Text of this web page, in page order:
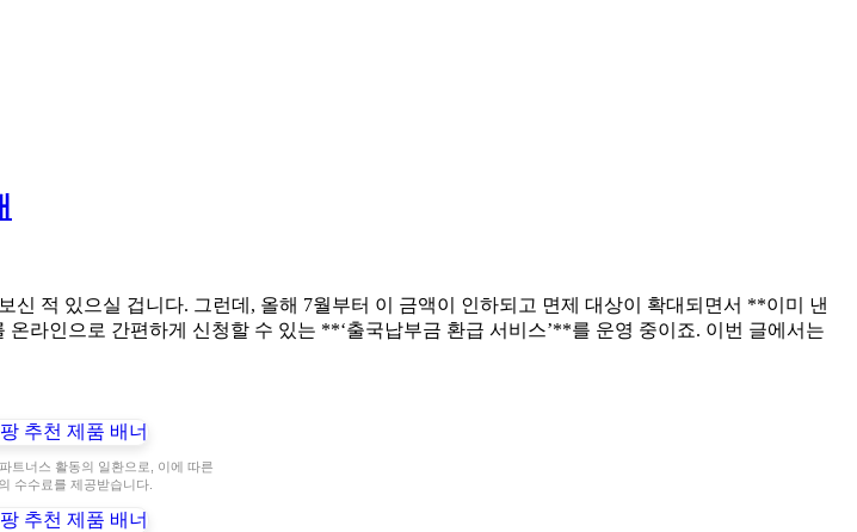
적 있으실 겁니다. 그런데, 올해 7월부터 이 금액이 인하되고 면제 대상이 확대되면서 **이미 낸
라인으로 간편하게 신청할 수 있는 **‘출국납부금 환급 서비스’**를 운영 중이죠. 이번 글에서는
트너스 활동의 일환으로, 이에 따른
수수료를 제공받습니다.